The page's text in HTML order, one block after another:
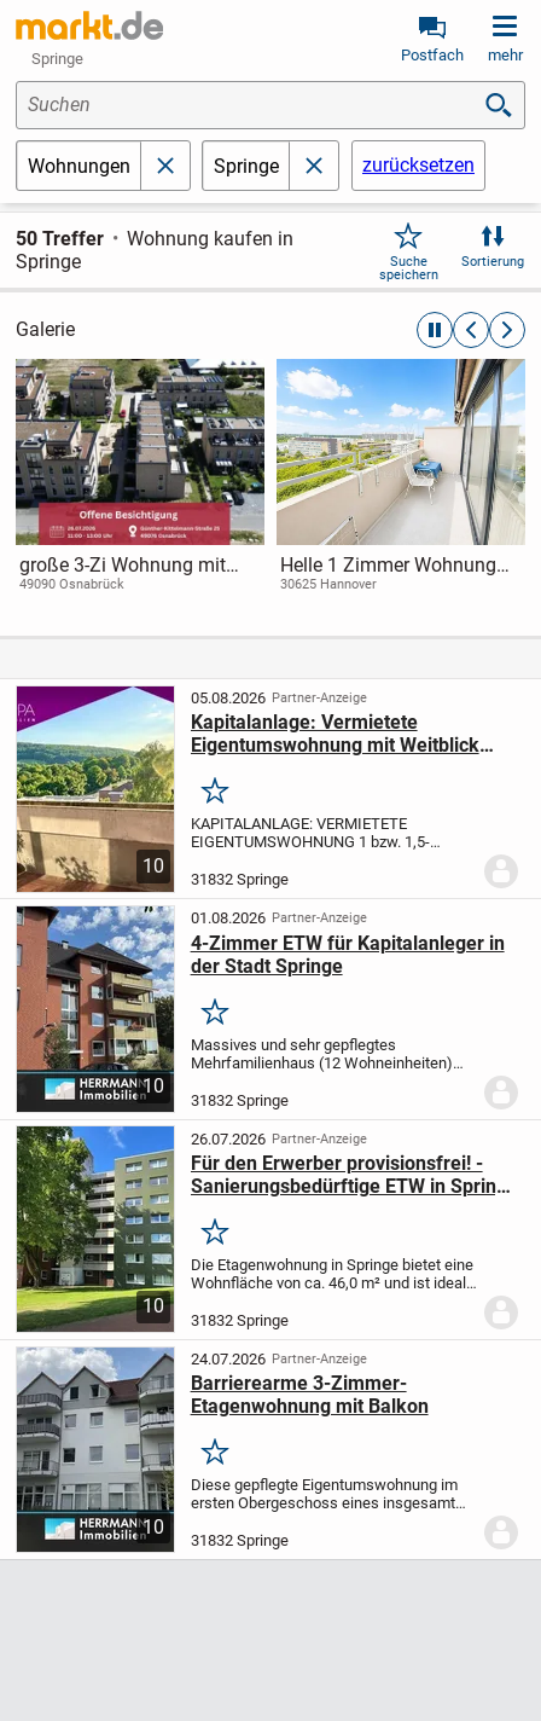
Springe Postfach mehr
Suchen
Wohnungen schließenSpringe schließenzurücksetzen
50 Treffer
Wohnung kaufen in
Springe
Suche
speichern
Sortierung
Galerie automatische
große 3-Zi Wohnung mit
Gäste-WC und
49090 Osnabrück
Helle 1 Zimmer Wohnung
mit Ausblick auf die MHH
30625 Hannover
10
05.08.2026 Partner-Anzeige
Kapitalanlage: Vermietete
Eigentumswohnung mit Weitblick
Hannover)
Merken
KAPITALANLAGE: VERMIETETE
EIGENTUMSWOHNUNG 1 bzw. 1,5-
Eigentumswohnung im 6. Obergeschoss
(Aufzug / Fahrstuhl vorhanden)-
Wohnanlage in Hanglage- Weitblick ins
Grüne...
31832 Springe
10
01.08.2026 Partner-Anzeige
4-Zimmer ETW für Kapitalanleger in
der Stadt Springe
Merken
Massives und sehr gepflegtes
Mehrfamilienhaus (12 Wohneinheiten)
Die vermietete Wohnung (Kaltmiete
485,00 € + 365,00 € NK) liegt im EG-rechts
(Hochparterre)...
31832 Springe
10
26.07.2026 Partner-Anzeige
Für den Erwerber provisionsfrei! -
Sanierungsbedürftige ETW in Springe
Merken
Die Etagenwohnung in Springe bietet eine
Wohnfläche von ca. 46,0 m² und ist ideal
Investitionsobjekt. Das Gebäude, in dem
sich die Wohnung befindet, stammt aus
dem Jahr ca....
31832 Springe
10
24.07.2026 Partner-Anzeige
Barrierearme 3-Zimmer-
Etagenwohnung mit Balkon
Merken
Diese gepflegte Eigentumswohnung im
ersten Obergeschoss eines insgesamt
rund 69 m² ein durchdachtes
Raumkonzept mit drei Zimmern, darunter
31832 Springe